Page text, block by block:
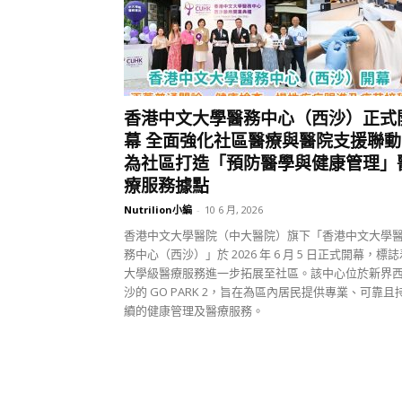
香港中文大學醫務中心（西沙）正式
幕 全面強化社區醫療與醫院支援聯動
為社區打造「預防醫學與健康管理」
療服務據點
Nutrilion小編 - 10 6 月, 2026
香港中文大學醫院（中大醫院）旗下「香港中文大學
務中心（西沙）」於 2026 年 6 月 5 日正式開幕，標
大學級醫療服務進一步拓展至社區。該中心位於新界
沙的 GO PARK 2，旨在為區內居民提供專業、可靠且
續的健康管理及醫療服務。